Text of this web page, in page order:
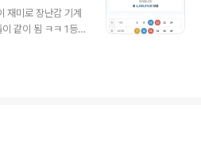
서 isa계좌에서 국내주식으로 1000..
미로 장난감 기계
같이 됨 ㅋㅋ 1등인